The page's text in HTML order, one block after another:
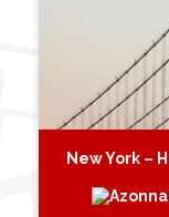
New York –